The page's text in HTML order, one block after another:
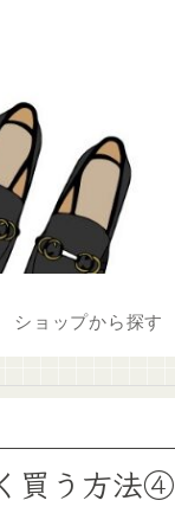
ショップから探す
買う方法④